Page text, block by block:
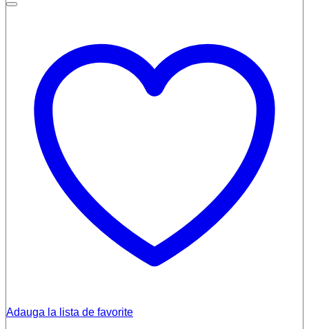
Adauga la lista de favorite